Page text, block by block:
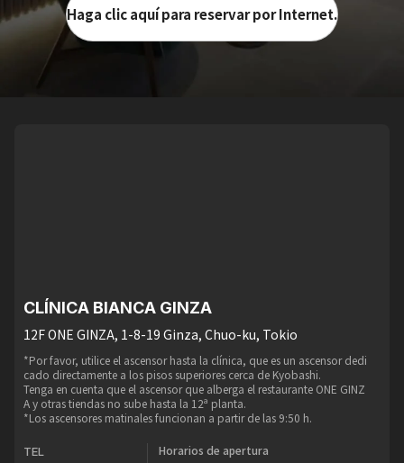
Haga clic aquí para reservar por Internet.
CLÍNICA BIANCA GINZA
12F ONE GINZA, 1-8-19 Ginza, Chuo-ku, Tokio
*Por favor, utilice el ascensor hasta la clínica, que es un ascensor dedi
cado directamente a los pisos superiores cerca de Kyobashi.
Tenga en cuenta que el ascensor que alberga el restaurante ONE GINZ
A y otras tiendas no sube hasta la 12ª planta.
*Los ascensores matinales funcionan a partir de las 9:50 h.
TEL Horarios de apertura